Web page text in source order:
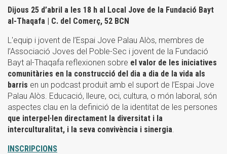
Dijous 25 d’abril a les 18 h al Local Jove de la Fundació Bayt
al-Thaqafa | C. del Comerç, 52 BCN
L'equip i jovent de l’Espai Jove Palau Alòs, membres de
l’Associació Joves del Poble-Sec i jovent de la Fundació
Bayt al-Thaqafa reflexionen sobre el valor de les iniciatives
comunitàries en la construcció del dia a dia de la vida als
barris en un podcast produït amb el suport de l’Espai Jove
Palau Alòs. Educació, lleure, oci, cultura, o món laboral, són
aspectes clau en la definició de la identitat de les persones
que interpel·len directament la diversitat i la
interculturalitat, i la seva convivència i sinergia.
INSCRIPCIONS